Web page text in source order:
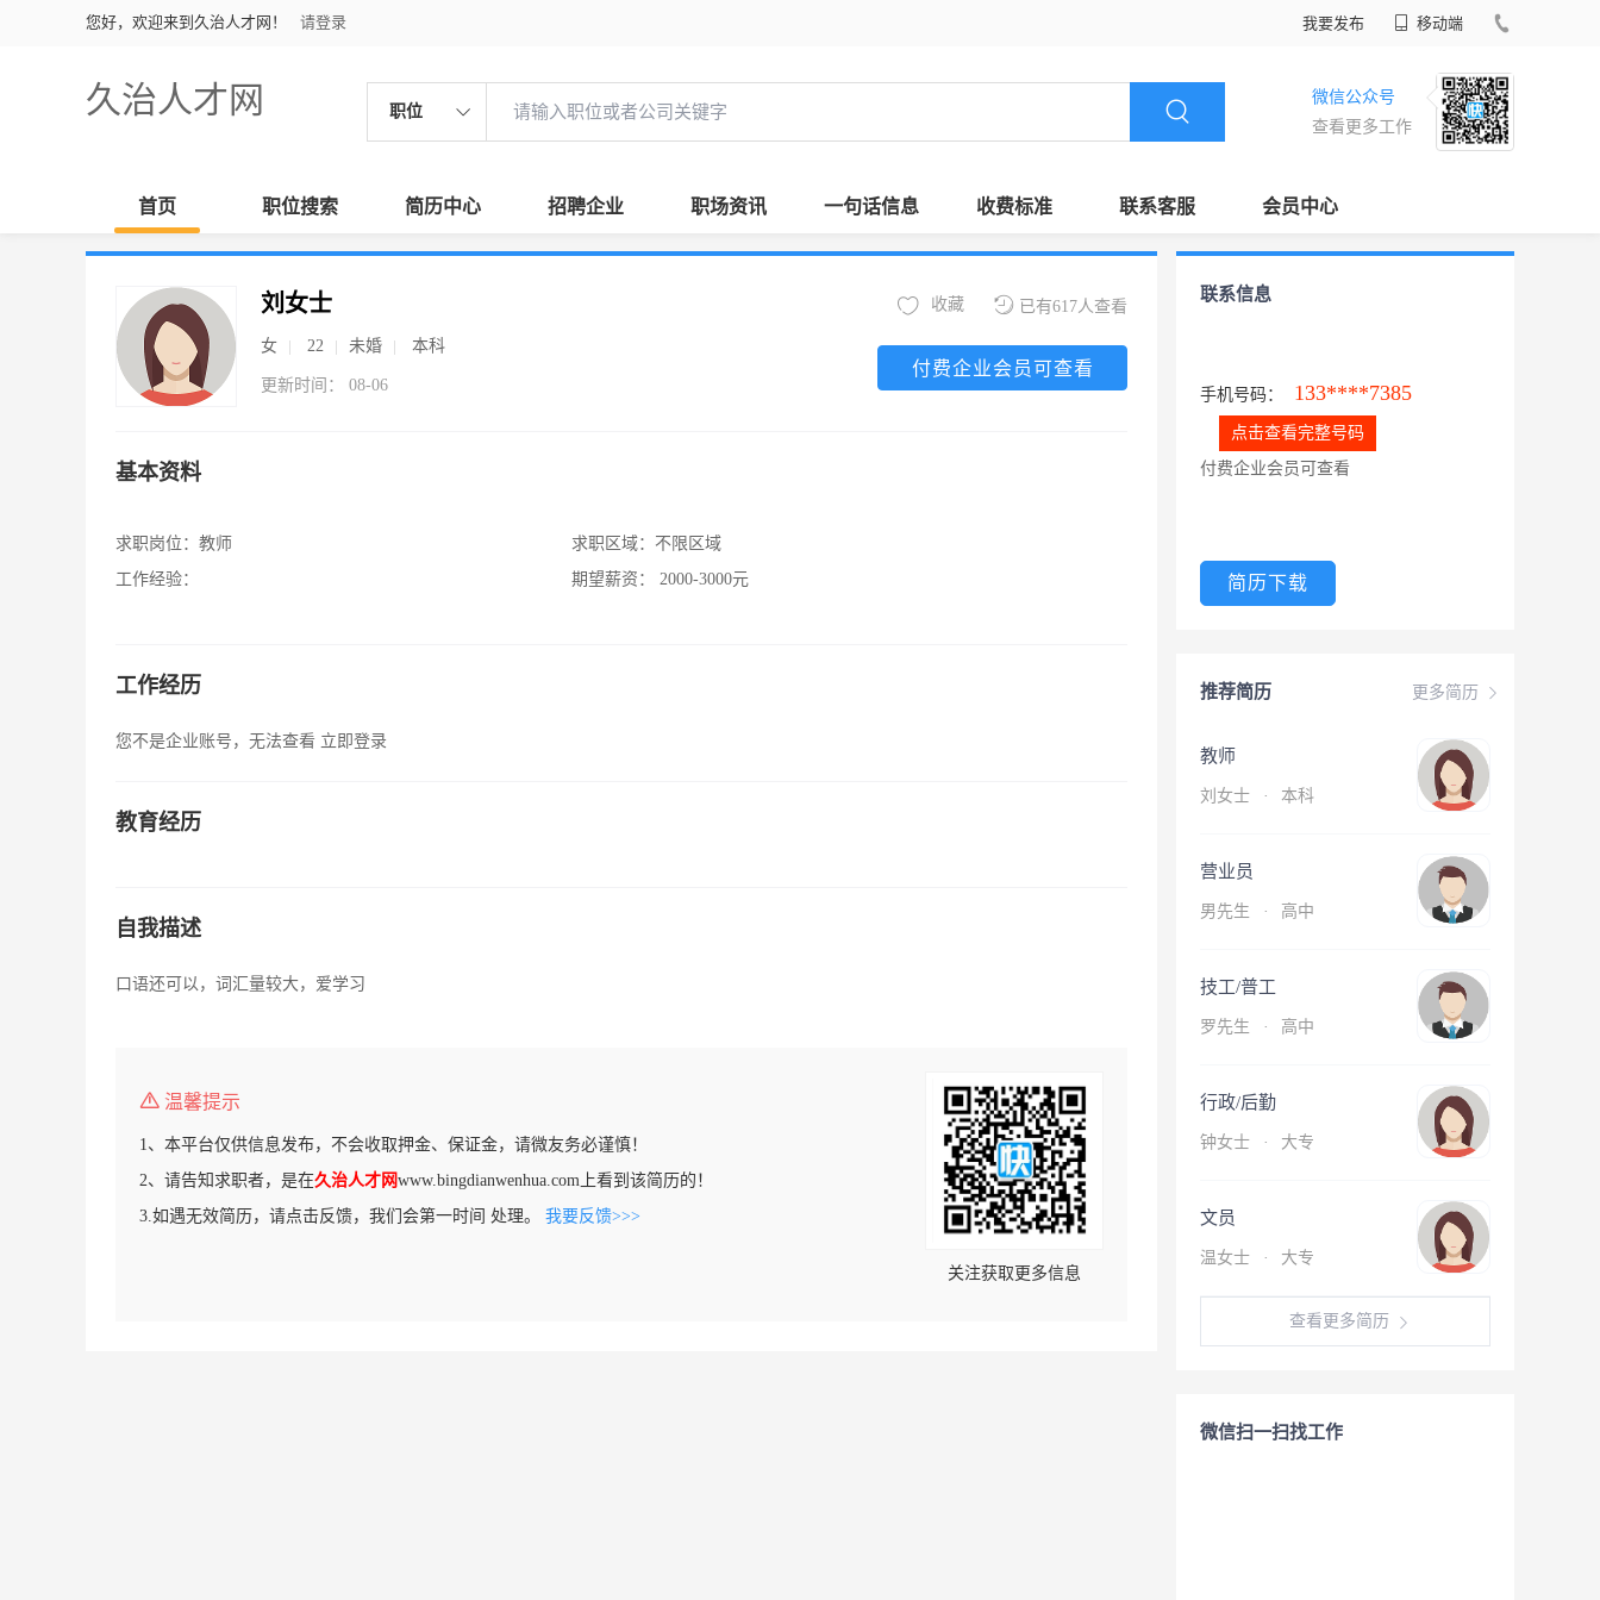
您好，欢迎来到久治人才网！ 请登录 我要发布 移动端
久治人才网 职位
微信公众号
查看更多工作
首页 职位搜索 简历中心 招聘企业 职场资讯 一句话信息 收费标准 联系客服 会员中心
刘女士
女 22 未婚 本科
更新时间： 08-06
已有617人查看
收藏
付费企业会员可查看
基本资料
求职岗位： 教师
工作经验：
求职区域： 不限区域
期望薪资：
2000-3000元
工作经历
您不是企业账号，无法查看 立即登录
教育经历
自我描述
口语还可以，词汇量较大，爱学习
温馨提示
1、本平台仅供信息发布，不会收取押金、保证金，请微友务必谨慎！
2、请告知求职者，是在久治人才网www.bingdianwenhua.com上看到该简历的！
3.如遇无效简历，请点击反馈，我们会第一时间 处理。 我要反馈>>>
关注获取更多信息
联系信息
手机号码： 133****7385
点击查看完整号码
付费企业会员可查看
简历下载
更多简历
推荐简历
教师
刘女士 · 本科
营业员
男先生 · 高中
技工/普工
罗先生 · 高中
行政/后勤
钟女士 · 大专
文员
温女士 · 大专
查看更多简历
微信扫一扫找工作